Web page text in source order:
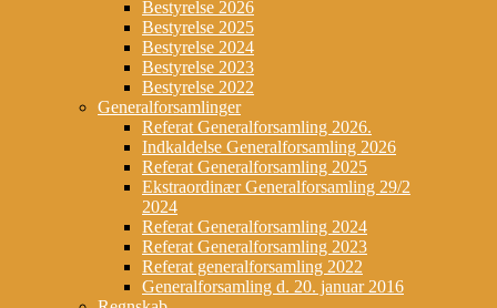
Bestyrelse 2026
Bestyrelse 2025
Bestyrelse 2024
Bestyrelse 2023
Bestyrelse 2022
Generalforsamlinger
Referat Generalforsamling 2026.
Indkaldelse Generalforsamling 2026
Referat Generalforsamling 2025
Ekstraordinær Generalforsamling 29/2
2024
Referat Generalforsamling 2024
Referat Generalforsamling 2023
Referat generalforsamling 2022
Generalforsamling d. 20. januar 2016